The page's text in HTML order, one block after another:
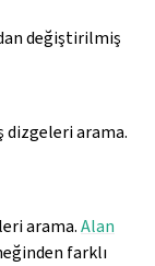
değiştirilmiş
arama.
arama.Alan
farklı